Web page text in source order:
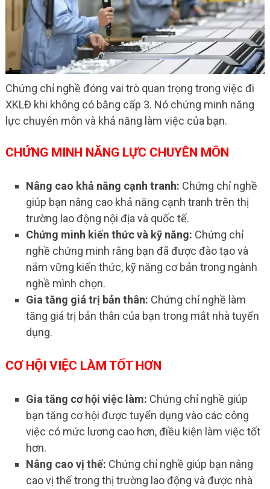
Chứng chỉ nghề đóng vai trò quan trọng trong việc đi
XKLĐ khi không có bằng cấp 3. Nó chứng minh năng
lực chuyên môn và khả năng làm việc của bạn.
CHỨNG MINH NĂNG LỰC CHUYÊN MÔN
Nâng cao khả năng cạnh tranh: Chứng chỉ nghề
giúp bạn nâng cao khả năng cạnh tranh trên thị
trường lao động nội địa và quốc tế.
Chứng minh kiến thức và kỹ năng: Chứng chỉ
nghề chứng minh rằng bạn đã được đào tạo và
nắm vững kiến thức, kỹ năng cơ bản trong ngành
nghề mình chọn.
Gia tăng giá trị bản thân: Chứng chỉ nghề làm
tăng giá trị bản thân của bạn trong mắt nhà tuyển
dụng.
CƠ HỘI VIỆC LÀM TỐT HƠN
Gia tăng cơ hội việc làm: Chứng chỉ nghề giúp
bạn tăng cơ hội được tuyển dụng vào các công
việc có mức lương cao hơn, điều kiện làm việc tốt
hơn.
Nâng cao vị thế: Chứng chỉ nghề giúp bạn nâng
cao vị thế trong thị trường lao động và được nhà